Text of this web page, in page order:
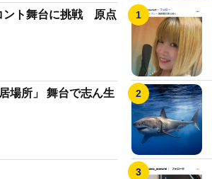
ント舞台に挑戦 原点
場所」 舞台で志ん生